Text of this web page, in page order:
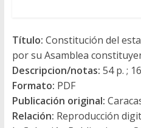
Título: Constitución del
por su Asamblea
Descripcion/notas: 54 p. ;
Formato: PDF
Publicación original:
Relación: Reproducción